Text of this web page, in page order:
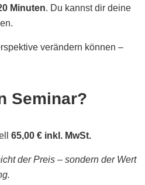
Minuten. Du kannst dir deine
verändern können –
Seminar?
65,00 € inkl. MwSt.
der Preis – sondern der Wert